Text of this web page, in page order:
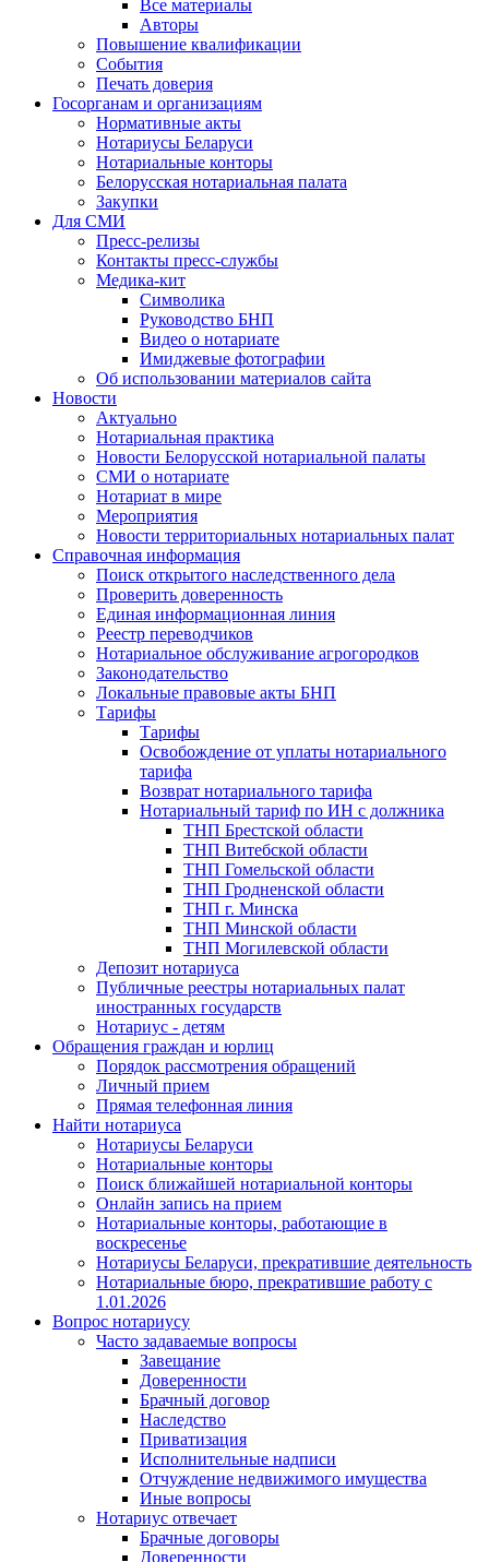
Все материалы
Авторы
Повышение квалификации
События
Печать доверия
Госорганам и организациям
Нормативные акты
Нотариусы Беларуси
Нотариальные конторы
Белорусская нотариальная палата
Закупки
Для СМИ
Пресс-релизы
Контакты пресс-службы
Медика-кит
Символика
Руководство БНП
Видео о нотариате
Имиджевые фотографии
Об использовании материалов сайта
Новости
Актуально
Нотариальная практика
Новости Белорусской нотариальной палаты
СМИ о нотариате
Нотариат в мире
Мероприятия
Новости территориальных нотариальных палат
Справочная информация
Поиск открытого наследственного дела
Проверить доверенность
Единая информационная линия
Реестр переводчиков
Нотариальное обслуживание агрогородков
Законодательство
Локальные правовые акты БНП
Тарифы
Тарифы
Освобождение от уплаты нотариального
тарифа
Возврат нотариального тарифа
Нотариальный тариф по ИН с должника
ТНП Брестской области
ТНП Витебской области
ТНП Гомельской области
ТНП Гродненской области
ТНП г. Минска
ТНП Минской области
ТНП Могилевской области
Депозит нотариуса
Публичные реестры нотариальных палат
иностранных государств
Нотариус - детям
Обращения граждан и юрлиц
Порядок рассмотрения обращений
Личный прием
Прямая телефонная линия
Найти нотариуса
Нотариусы Беларуси
Нотариальные конторы
Поиск ближайшей нотариальной конторы
Онлайн запись на прием
Нотариальные конторы, работающие в
воскресенье
Нотариусы Беларуси, прекратившие деятельность
Нотариальные бюро, прекратившие работу с
1.01.2026
Вопрос нотариусу
Часто задаваемые вопросы
Завещание
Доверенности
Брачный договор
Наследство
Приватизация
Исполнительные надписи
Отчуждение недвижимого имущества
Иные вопросы
Нотариус отвечает
Брачные договоры
Доверенности